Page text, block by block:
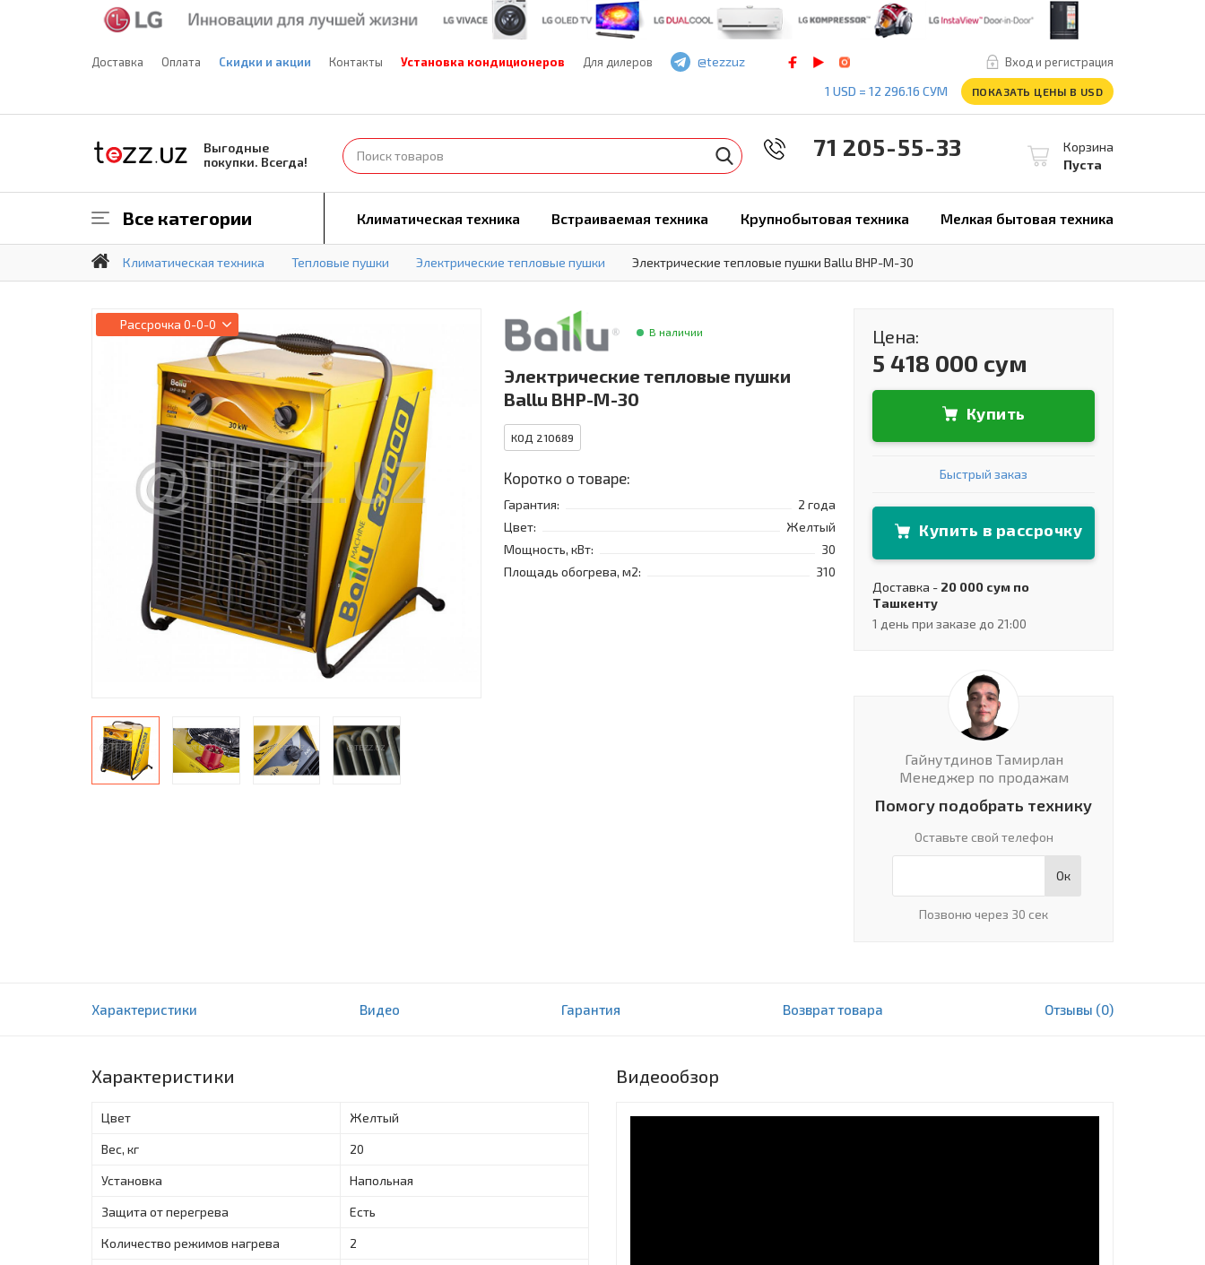
Доставка Оплата Скидки и акции Контакты Установка кондиционеров Для дилеров Вход и регистрация
@tezzuz
1 USD = 12 296.16 СУМ
ПОКАЗАТЬ ЦЕНЫ В USD
Выгодные
покупки. Всегда!
Корзина
Пуста
71 205-55-33
Все категории Климатическая техника Встраиваемая техника Крупнобытовая техника Мелкая бытовая техника
Климатическая техника Тепловые пушки Электрические тепловые пушки Электрические тепловые пушки Ballu BHP-M-30
Рассрочка 0-0-0
В наличии
Электрические тепловые пушки
Ballu BHP-M-30
КОД 210689
Коротко о товаре:
Гарантия:
2 года
Цвет:
Желтый
Мощность, кВт:
30
Площадь обогрева, м2:
310
Цена:
5 418 000 сум
Купить
Быстрый заказ
Купить в рассрочку
Доставка - 20 000 сум по
Ташкенту
1 день при заказе до 21:00
Гайнутдинов Тамирлан
Менеджер по продажам
Помогу подобрать технику
Оставьте свой телефон
Ок
Позвоню через 30 сек
5 418 000 сум В корзину
Характеристики Видео Гарантия Возврат товара Отзывы (0)
Характеристики
Цвет Желтый
Вес, кг 20
Установка Напольная
Защита от перегрева Есть
Количество режимов нагрева 2
Видеообзор